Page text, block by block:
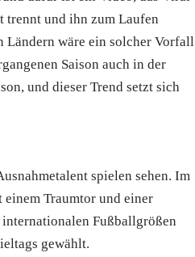
trennt und ihn zum Laufen
Ländern wäre ein solcher Vorfall
Saison auch in der
und dieser Trend setzt sich
spielen sehen. Im
Traumtor und einer
Fußballgrößen
gewählt.